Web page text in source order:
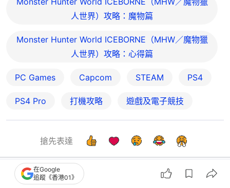
人世界）攻略：魔物篇
Monster Hunter World ICEBORNE（MHW／魔物獵
人世界）攻略：心得篇
PC Games Capcom STEAM PS4
PS4 Pro 打機攻略 遊戲及電子競技
搶先表達
在Google
追蹤《香港01》